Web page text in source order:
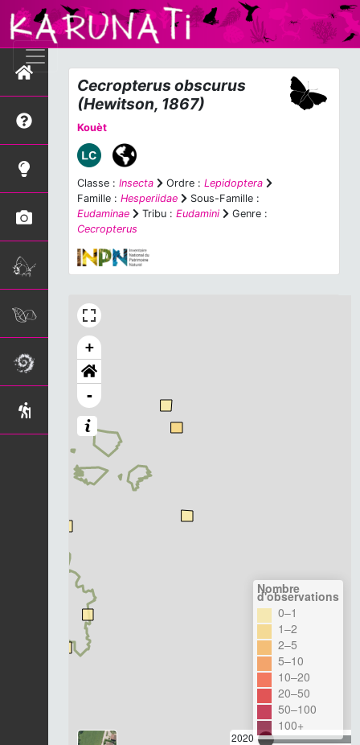
Cecropterus obscurus
(Hewitson, 1867)
Kouèt
Classe : Insecta Ordre : Lepidoptera
Famille : Hesperiidae
Sous-Famille :
Eudaminae
Tribu : Eudamini
Genre :
Cecropterus
+
-
2020
Nombre
d'observations
0–1
1–2
2–5
5–10
10–20
20–50
50–100
100+